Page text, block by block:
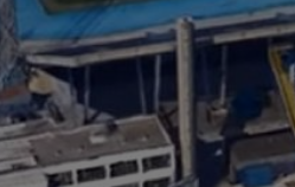
S.A. możemy przetwarzać dane
Aktywne skanowanie
lub dostęp do nich.
Lista Zaufanych Partnerów